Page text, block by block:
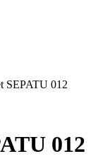
SEPATU 012
012